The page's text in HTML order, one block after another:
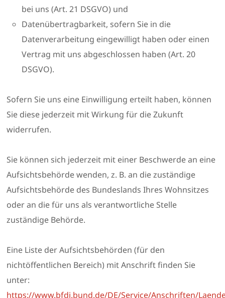
bei uns (Art. 21 DSGVO) und
Datenübertragbarkeit, sofern Sie in die
Datenverarbeitung eingewilligt haben oder einen
Vertrag mit uns abgeschlossen haben (Art. 20
DSGVO).
Sofern Sie uns eine Einwilligung erteilt haben, können
Sie diese jederzeit mit Wirkung für die Zukunft
widerrufen.
Sie können sich jederzeit mit einer Beschwerde an eine
Aufsichtsbehörde wenden, z. B. an die zuständige
Aufsichtsbehörde des Bundeslands Ihres Wohnsitzes
oder an die für uns als verantwortliche Stelle
zuständige Behörde.
Eine Liste der Aufsichtsbehörden (für den
nichtöffentlichen Bereich) mit Anschrift finden Sie
unter:
https://www.bfdi.bund.de/DE/Service/Anschriften/